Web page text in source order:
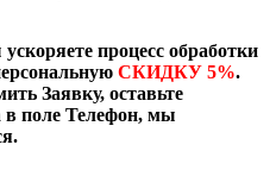
процесс обработки
СКИДКУ 5%.
Заявку, оставьте
в поле Телефон, мы